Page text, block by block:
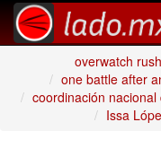
overwatch rush
one battle after
coordinación
Issa